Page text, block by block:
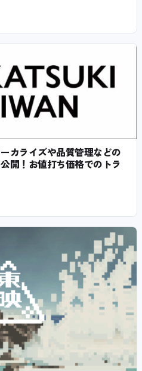
カライズや品質管理などの
開！お値打ち価格でのトラ